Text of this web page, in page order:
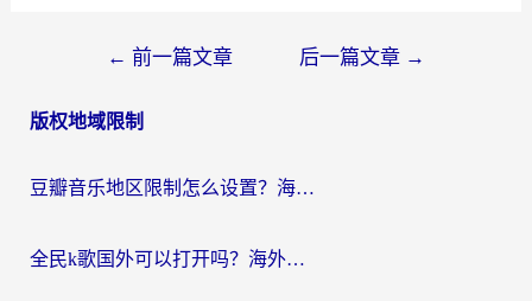
导
← 前一篇文章 后一篇文章 →
版权地域限制
豆瓣音乐地区限制怎么设置？海外党亲测有效的回国加速方案来了
全民k歌国外可以打开吗？海外党听国内音乐听书的实用指南